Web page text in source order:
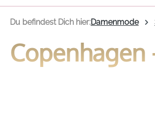
Du befindest Dich hier:Damenmode